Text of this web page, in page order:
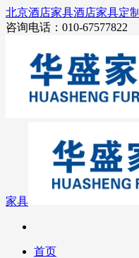
北京酒店家具酒店家具定制
咨询电话：010-67577822
家具
首页